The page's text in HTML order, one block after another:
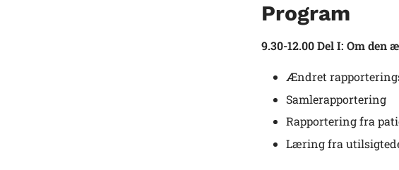
Program
9.30-12.00 Del I: Om
Ændret
Samlerapportering
Rapportering fra
Læring fra